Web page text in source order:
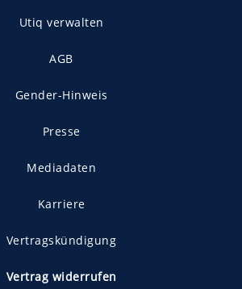
Utiq verwalten
AGB
Gender-Hinweis
Presse
Mediadaten
Karriere
Vertragskündigung
Vertrag widerrufen